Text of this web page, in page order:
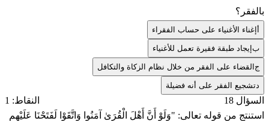
بالفقر؟
إغناء الأغنياء على حساب الفقراء
بإيجاد طبقة فقيرة تعمل للأغنياء
جالقضاء على الفقر من خلال نظام الزكاة والتكافل
تشجيع الفقر على أنه فضيلة
السؤال 18
النقاط: 1
استنتج من قوله تعالى: "وَلَوْ أَنَّ أَهْلَ الْقُرَىٰ آمَنُوا وَاتَّقَوْا لَفَتَحْنَا عَلَيْهِم